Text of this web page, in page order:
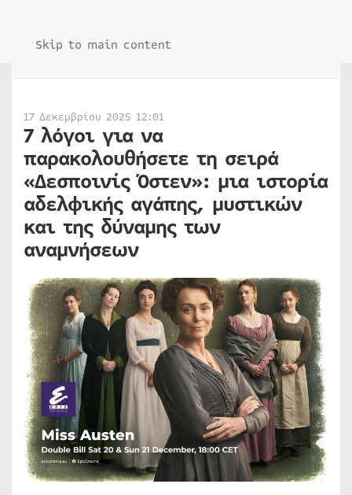
Skip to main content
17 Δεκεμβρίου 2025 12:01
7 λόγοι για να
παρακολουθήσετε τη σειρά
«Δεσποινίς Όστεν»: μια ιστορία
αδελφικής αγάπης, μυστικών
και της δύναμης των
αναμνήσεων